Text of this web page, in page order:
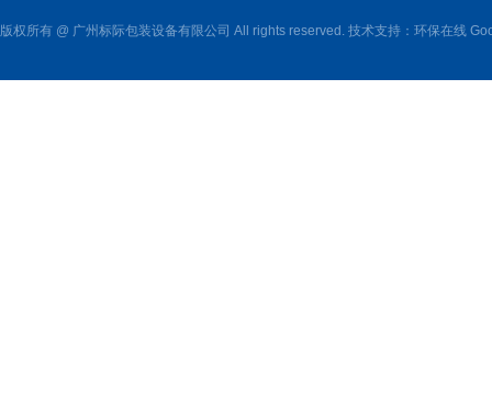
版权所有 @ 广州标际包装设备有限公司 All rights reserved. 技术支持： 环保在线